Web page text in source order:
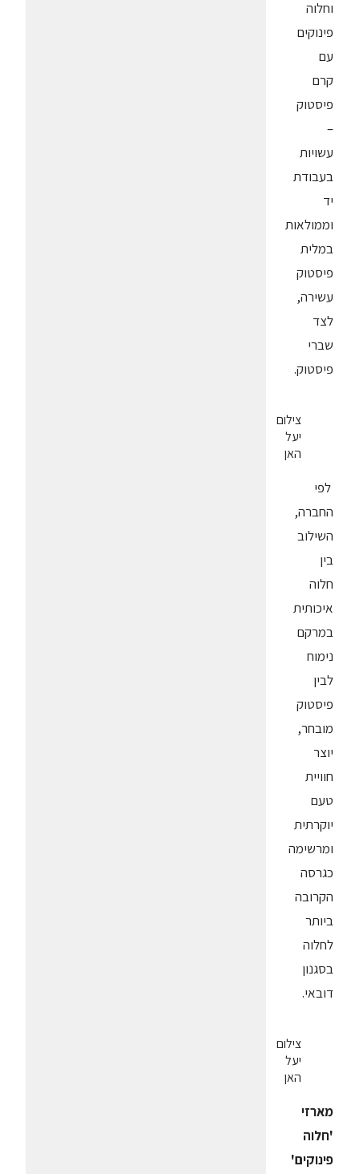
וחלוה
פינוקים
עם
קרם
פיסטוק
–
עשויות
בעבודת
יד
וממולאות
במלית
פיסטוק
עשירה,
לצד
שברי
פיסטוק.
צילום
יעל
האן
לפי
החברה,
השילוב
בין
חלוה
איכותית
במרקם
נימוח
לבין
פיסטוק
מובחר,
יוצר
חוויית
טעם
יוקרתית
ומרשימה
כגרסה
הקרובה
ביותר
לחלוה
בסגנון
דובאי.
צילום
יעל
האן
מארזי
'חלוה
פינוקים'